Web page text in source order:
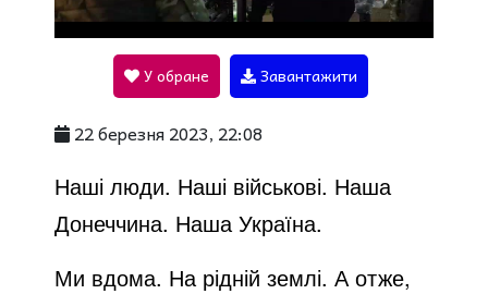
l
a
y
V
У обране Завантажити
22 березня 2023, 22:08
Наші люди. Наші військові. Наша
Донеччина. Наша Україна.
Ми вдома. На рідній землі. А отже,